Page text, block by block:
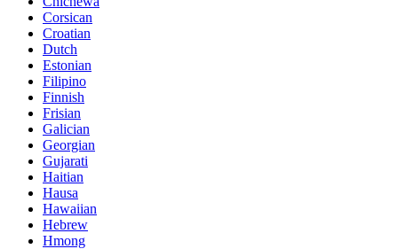
Corsican
Croatian
Dutch
Estonian
Filipino
Finnish
Frisian
Galician
Georgian
Gujarati
Haitian
Hausa
Hawaiian
Hebrew
Hmong